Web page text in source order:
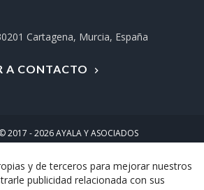
y de terceros para mejorar nuestros
publicidad relacionada con sus
Cartagena, Murcia, España
A CONTACTO
2017 - 2026AYALA Y ASOCIADOS
de privacidad Contacto